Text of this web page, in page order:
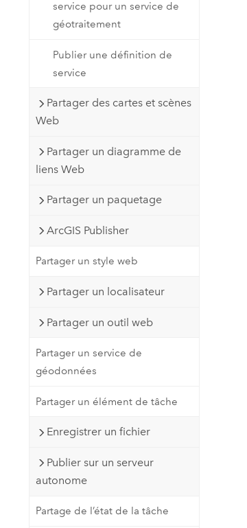
service pour un service de
géotraitement
Publier une définition de
service
Partager des cartes et scènes
Web
Partager un diagramme de
liens Web
Partager un paquetage
ArcGIS Publisher
Partager un style web
Partager un localisateur
Partager un outil web
Partager un service de
géodonnées
Partager un élément de tâche
Enregistrer un fichier
Publier sur un serveur
autonome
Partage de l’état de la tâche